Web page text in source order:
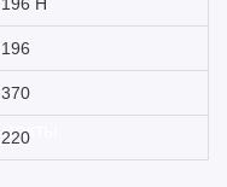
196
370
220